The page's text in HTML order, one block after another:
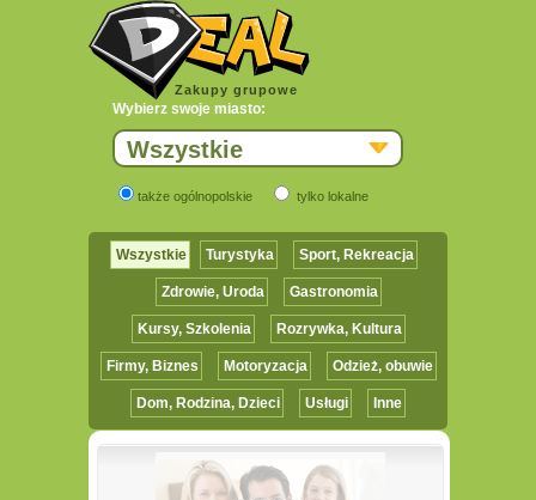
Zakupy grupowe
Wybierz swoje miasto:
Wszystkie
także ogólnopolskie tylko lokalne
Wszystkie Turystyka Sport, Rekreacja
Zdrowie, Uroda Gastronomia
Kursy, Szkolenia Rozrywka, Kultura
Firmy, Biznes Motoryzacja Odzież, obuwie
Dom, Rodzina, Dzieci Usługi Inne